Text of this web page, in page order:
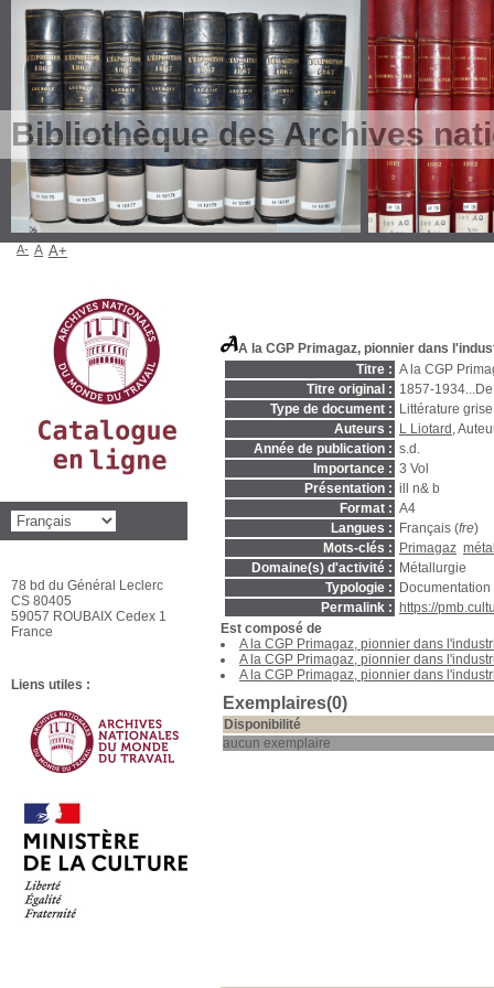
Bibliothèque des Archives
A la CGP Primagaz, pionnier dans
Titre : A la CGP
Titre original : 1857-
Type de document :
Littérature grise
Auteurs :
L Liotard ,
Année de publication : s.d.
Importance : 3 Vol
Présentation : ill n& b
Format : A4
Langues :
Français (fre)
Mots-clés :
Primagaz
Domaine(s) d'activité :
Métallurgie
Typologie :
Documentation
Permalink :
https://
Est composé de
A la CGP Primagaz, pionnier dans
A la CGP Primagaz, pionnier dans
A la CGP Primagaz, pionnier dans
Exemplaires(0)
Disponibilité
aucun exemplaire
A- A A+
78 bd du Général Leclerc
CS 80405
59057 ROUBAIX Cedex 1
France
Liens utiles :